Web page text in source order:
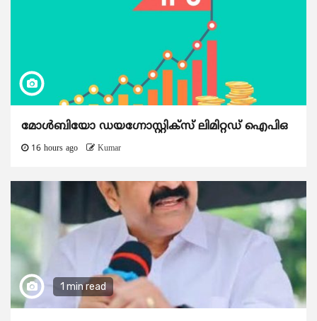
മോൾബിയോ ഡയഗ്നോസ്റ്റിക്സ് ലിമിറ്റഡ് ഐപിഒ
16 hours ago Kumar
1 min read